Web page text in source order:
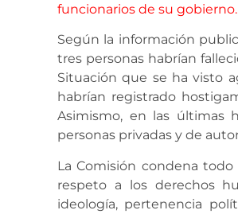
funcionarios de su gobierno.
Según la información
tres personas habrían
Situación que se ha visto
habrían registrado
Asimismo, en las últimas
personas privadas y de
La Comisión condena
respeto a los derechos
ideología, pertenencia